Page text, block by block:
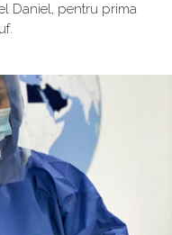
Daniel, pentru prima